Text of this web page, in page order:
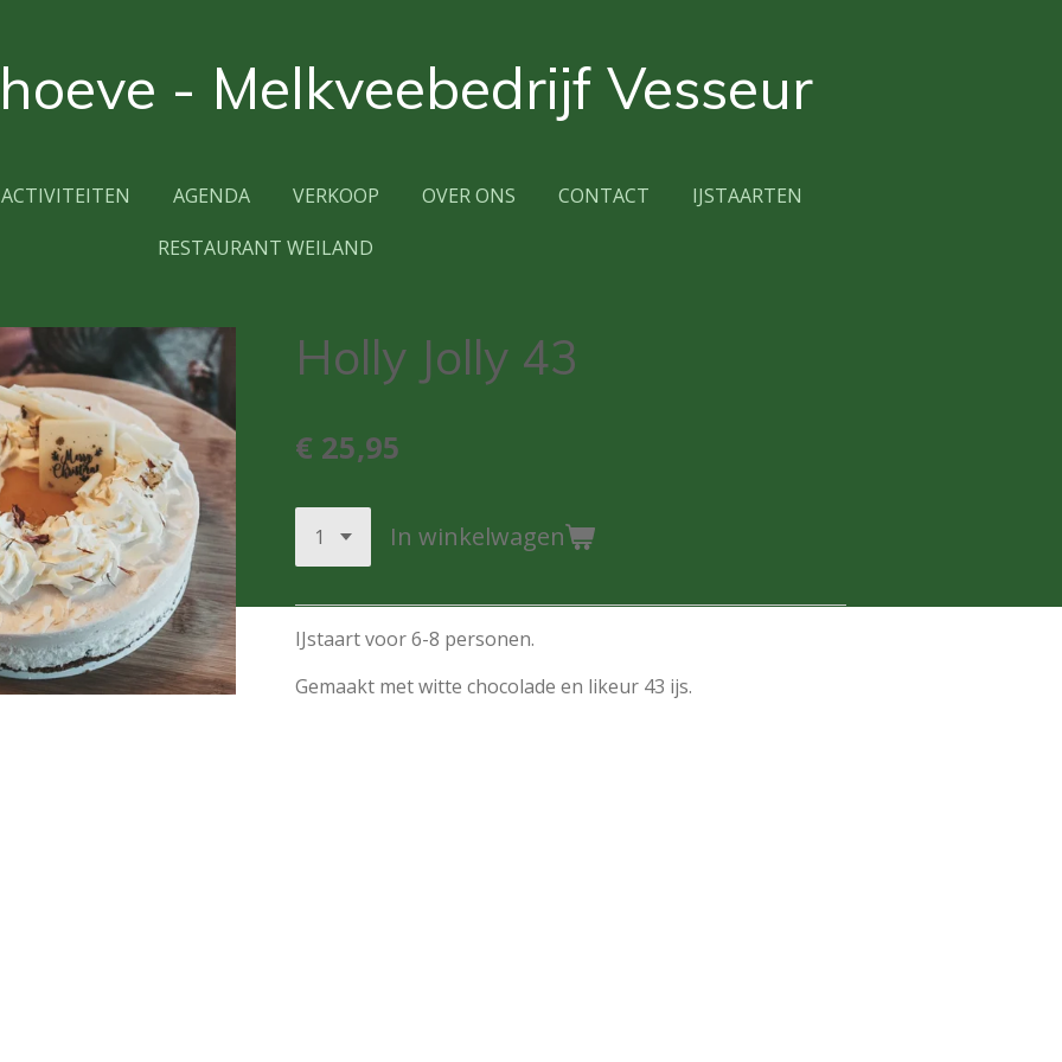
- Melkveebedrijf Vesseur
ACTIVITEITEN AGENDA VERKOOP OVER ONS CONTACT
IJSTAARTEN
RESTAURANT WEILAND
Holly Jolly 43
€ 25,95
In winkelwagen
IJstaart voor 6-8 personen.
Gemaakt met witte chocolade en likeur 43 ijs.